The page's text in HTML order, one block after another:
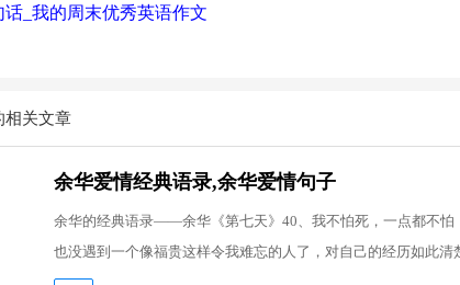
_我的周末优秀英语作文
相关文章
余华爱情经典语录,余华爱情句子
余华的经典语录——余华《第七天》40、我不怕死，一点都不
也没遇到一个像福贵这样令我难忘的人了，对自己的经历如此清